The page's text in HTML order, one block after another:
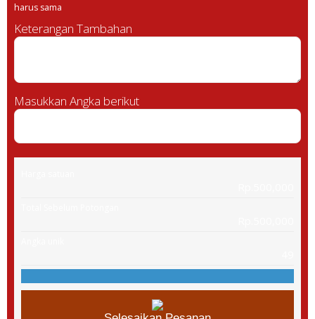
harus sama
Keterangan Tambahan
Masukkan Angka berikut